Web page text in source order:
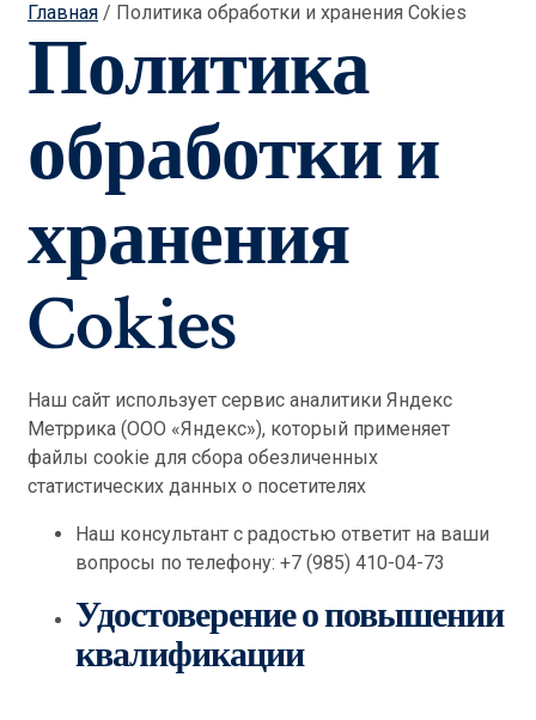
Главная / Политика обработки и хранения Cokies
Политика
обработки и
хранения
Cokies
Наш сайт использует сервис аналитики Яндекс
Метррика (ООО «Яндекс»), который применяет
файлы cookie для сбора обезличенных
статистических данных о посетителях
Наш консультант с радостью ответит на ваши
вопросы по телефону: +7 (985) 410-04-73
Удостоверение о повышении
квалификации